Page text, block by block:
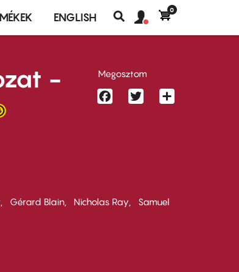
ENGLISH
Keresés
fiók
Felhasználói
0
-
Gérard Blain Nicholas Ray
Samuel
Megosztom
FacebookTwitter